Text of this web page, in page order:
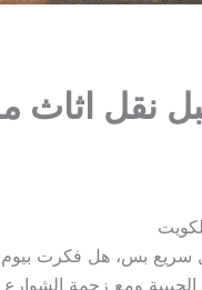
سريع بس، هل فكرت
ومع زحمة الشوارع